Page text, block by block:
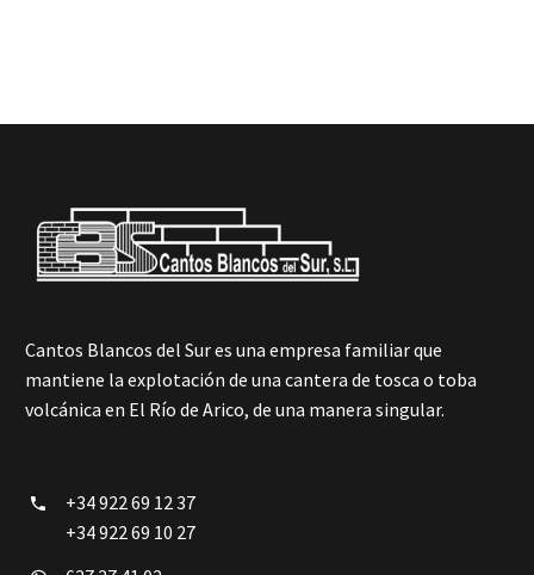
Cantos Blancos del Sur es una empresa familiar que
mantiene la explotación de una cantera de tosca o toba
volcánica en El Río de Arico, de una manera singular.


+34 922 69 12 37
+34 922 69 10 27